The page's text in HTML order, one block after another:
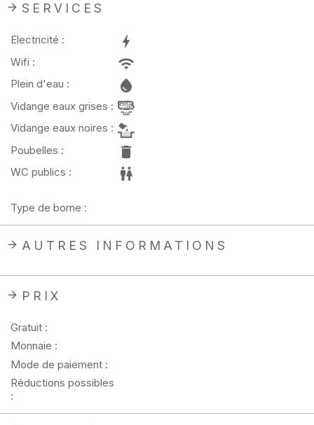
SERVICES
Electricité :
Wifi :
Plein d'eau :
Vidange eaux grises :
Vidange eaux noires :
Poubelles :
WC publics :
Type de borne :
AUTRES INFORMATIONS
PRIX
Gratuit :
Monnaie :
Mode de paiement :
Réductions possibles
: